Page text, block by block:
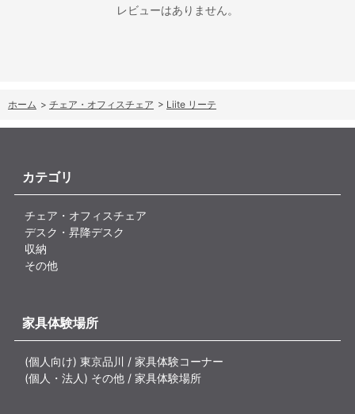
レビューはありません。
ホーム > チェア・オフィスチェア > Liite リーテ
カテゴリ
チェア・オフィスチェア
デスク・昇降デスク
収納
その他
家具体験場所
(個人向け) 東京品川 / 家具体験コーナー
(個人・法人) その他 / 家具体験場所